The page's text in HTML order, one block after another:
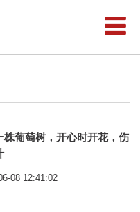
株葡萄树，开心时开花，伤
08 12:41:02